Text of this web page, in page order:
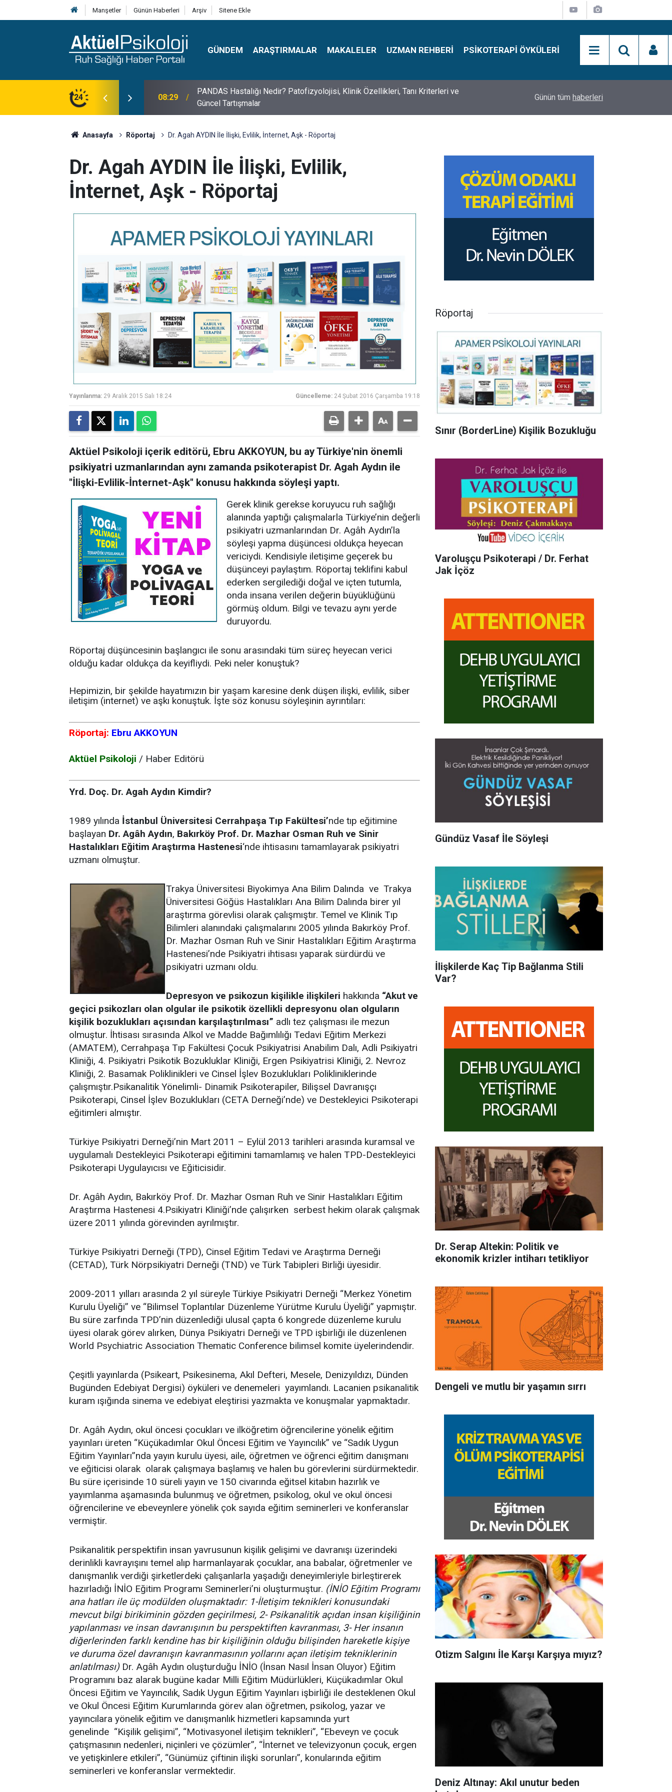
Manşetler Günün Haberleri Arşiv Sitene Ekle
GÜNDEM ARAŞTIRMALAR MAKALELER UZMAN REHBERI PSIKOTERAPI ÖYKÜLERI
24
Klinik Özellikleri, Tanı Kriterleri ve
10:30 10 Mayıs Psikologlar Günü Nasıl Ortaya Çıktı? 10 Mayıs Tarihinin Hikayesi Simon Says Dikkat Programı Nedir?
Günün tüm haberleri
Anasayfa Röportaj Dr. Agah AYDIN İle İlişki, Evlilik, İnternet, Aşk - Röportaj
Dr. Agah AYDIN İle İlişki, Evlilik,
İnternet, Aşk - Röportaj
Yayınlanma: 29 Aralık 2015 Salı 18:24 Güncelleme: 24 Şubat 2016 Çarşamba 19:18
Aktüel Psikoloji içerik editörü, Ebru AKKOYUN, bu ay Türkiye'nin önemli
psikiyatri uzmanlarından aynı zamanda psikoterapist Dr. Agah Aydın ile
"İlişki-Evlilik-İnternet-Aşk" konusu hakkında söyleşi yaptı.
Gerek klinik gerekse koruyucu ruh sağlığı
alanında yaptığı çalışmalarla Türkiye’nin değerli
psikiyatri uzmanlarından Dr. Agâh Aydın’la
söyleşi yapma düşüncesi oldukça heyecan
vericiydi. Kendisiyle iletişime geçerek bu
düşünceyi paylaştım. Röportaj teklifini kabul
ederken sergilediği doğal ve içten tutumla,
onda insana verilen değerin büyüklüğünü
görmüş oldum. Bilgi ve tevazu aynı yerde
duruyordu.
Röportaj düşüncesinin başlangıcı ile sonu arasındaki tüm süreç heyecan verici
olduğu kadar oldukça da keyifliydi. Peki neler konuştuk?
Hepimizin, bir şekilde hayatımızın bir yaşam karesine denk düşen ilişki, evlilik, siber
iletişim (internet) ve aşkı konuştuk. İşte söz konusu söyleşinin ayrıntıları:
Röportaj: Ebru AKKOYUN
Aktüel Psikoloji / Haber Editörü
Yrd. Doç. Dr. Agah Aydın Kimdir?
1989 yılında İstanbul Üniversitesi Cerrahpaşa Tıp Fakültesi’nde tıp eğitimine
başlayan Dr. Agâh Aydın, Bakırköy Prof. Dr. Mazhar Osman Ruh ve Sinir
Hastalıkları Eğitim Araştırma Hastenesi‘nde ihtisasını tamamlayarak psikiyatri
uzmanı olmuştur.
Trakya Üniversitesi Biyokimya Ana Bilim Dalında ve Trakya
Üniversitesi Göğüs Hastalıkları Ana Bilim Dalında birer yıl
araştırma görevlisi olarak çalışmıştır. Temel ve Klinik Tıp
Bilimleri alanındaki çalışmalarını 2005 yılında Bakırköy Prof.
Dr. Mazhar Osman Ruh ve Sinir Hastalıkları Eğitim Araştırma
Hastenesi’nde Psikiyatri ihtisası yaparak sürdürdü ve
psikiyatri uzmanı oldu.
Depresyon ve psikozun kişilikle ilişkileri hakkında “Akut ve
geçici psikozları olan olgular ile psikotik özellikli depresyonu olan olguların
kişilik bozuklukları açısından karşılaştırılması” adlı tez çalışması ile mezun
olmuştur. İhtisası sırasında Alkol ve Madde Bağımlılığı Tedavi Eğitim Merkezi
(AMATEM), Cerrahpaşa Tıp Fakültesi Çocuk Psikiyatrisi Anabilim Dalı, Adli Psikiyatri
Kliniği, 4. Psikiyatri Psikotik Bozukluklar Kliniği, Ergen Psikiyatrisi Kliniği, 2. Nevroz
Kliniği, 2. Basamak Poliklinikleri ve Cinsel İşlev Bozuklukları Polikliniklerinde
çalışmıştır.Psikanalitik Yönelimli- Dinamik Psikoterapiler, Bilişsel Davranışçı
Psikoterapi, Cinsel İşlev Bozuklukları (CETA Derneği’nde) ve Destekleyici Psikoterapi
eğitimleri almıştır.
Türkiye Psikiyatri Derneği’nin Mart 2011 – Eylül 2013 tarihleri arasında kuramsal ve
uygulamalı Destekleyici Psikoterapi eğitimini tamamlamış ve halen TPD-Destekleyici
Psikoterapi Uygulayıcısı ve Eğiticisidir.
Dr. Agâh Aydın, Bakırköy Prof. Dr. Mazhar Osman Ruh ve Sinir Hastalıkları Eğitim
Araştırma Hastenesi 4.Psikiyatri Kliniği’nde çalışırken serbest hekim olarak çalışmak
üzere 2011 yılında görevinden ayrılmıştır.
Türkiye Psikiyatri Derneği (TPD), Cinsel Eğitim Tedavi ve Araştırma Derneği
(CETAD), Türk Nörpsikiyatri Derneği (TND) ve Türk Tabipleri Birliği üyesidir.
2009-2011 yılları arasında 2 yıl süreyle Türkiye Psikiyatri Derneği “Merkez Yönetim
Kurulu Üyeliği” ve “Bilimsel Toplantılar Düzenleme Yürütme Kurulu Üyeliği” yapmıştır.
Bu süre zarfında TPD’nin düzenlediği ulusal çapta 6 kongrede düzenleme kurulu
üyesi olarak görev alırken, Dünya Psikiyatri Derneği ve TPD işbirliği ile düzenlenen
World Psychiatric Association Thematic Conference bilimsel komite üyelerindendir.
Çeşitli yayınlarda (Psikeart, Psikesinema, Akıl Defteri, Mesele, Denizyıldızı, Dünden
Bugünden Edebiyat Dergisi) öyküleri ve denemeleri yayımlandı. Lacanien psikanalitik
kuram ışığında sinema ve edebiyat eleştirisi yazmakta ve konuşmalar yapmaktadır.
Dr. Agâh Aydın, okul öncesi çocukları ve ilköğretim öğrencilerine yönelik eğitim
yayınları üreten “Küçükadımlar Okul Öncesi Eğitim ve Yayıncılık” ve “Sadık Uygun
Eğitim Yayınları”nda yayın kurulu üyesi, aile, öğretmen ve öğrenci eğitim danışmanı
ve eğiticisi olarak olarak çalışmaya başlamış ve halen bu görevlerini sürdürmektedir.
Bu süre içerisinde 10 süreli yayın ve 150 civarında eğitsel kitabın hazırlık ve
yayımlanma aşamasında bulunmuş ve öğretmen, psikolog, okul ve okul öncesi
öğrencilerine ve ebeveynlere yönelik çok sayıda eğitim seminerleri ve konferanslar
vermiştir.
Psikanalitik perspektifin insan yavrusunun kişilik gelişimi ve davranışı üzerindeki
derinlikli kavrayışını temel alıp harmanlayarak çocuklar, ana babalar, öğretmenler ve
danışmanlık verdiği şirketlerdeki çalışanlarla yaşadığı deneyimleriyle birleştirerek
hazırladığı İNİO Eğitim Programı Seminerleri’ni oluşturmuştur. (İNİO Eğitim Programı
ana hatları ile üç modülden oluşmaktadır: 1-İletişim teknikleri konusundaki
mevcut bilgi birikiminin gözden geçirilmesi, 2- Psikanalitik açıdan insan kişiliğinin
yapılanması ve insan davranışının bu perspektiften kavranması, 3- Her insanın
diğerlerinden farklı kendine has bir kişiliğinin olduğu bilişinden hareketle kişiye
ve duruma özel davranışın kavranmasının yollarını açan iletişim tekniklerinin
anlatılması) Dr. Agâh Aydın oluşturduğu İNİO (İnsan Nasıl İnsan Oluyor) Eğitim
Programını baz alarak bugüne kadar Milli Eğitim Müdürlükleri, Küçükadımlar Okul
Öncesi Eğitim ve Yayıncılık, Sadık Uygun Eğitim Yayınları işbirliği ile desteklenen Okul
ve Okul Öncesi Eğitim Kurumlarında görev alan öğretmen, psikolog, yazar ve
yayıncılara yönelik eğitim ve danışmanlık hizmetleri kapsamında yurt
genelinde “Kişilik gelişimi”, “Motivasyonel iletişim teknikleri”, “Ebeveyn ve çocuk
çatışmasının nedenleri, niçinleri ve çözümler”, “İnternet ve televizyonun çocuk, ergen
ve yetişkinlere etkileri”, “Günümüz çiftinin ilişki sorunları”, konularında eğitim
seminerleri ve konferanslar vermektedir.
Röportaj
Sınır (BorderLine) Kişilik Bozukluğu
Varoluşçu Psikoterapi / Dr. Ferhat
Jak İçöz
Gündüz Vasaf İle Söyleşi
İlişkilerde Kaç Tip Bağlanma Stili
Var?
Dr. Serap Altekin: Politik ve
ekonomik krizler intiharı tetikliyor
Dengeli ve mutlu bir yaşamın sırrı
Otizm Salgını İle Karşı Karşıya mıyız?
Deniz Altınay: Akıl unutur beden